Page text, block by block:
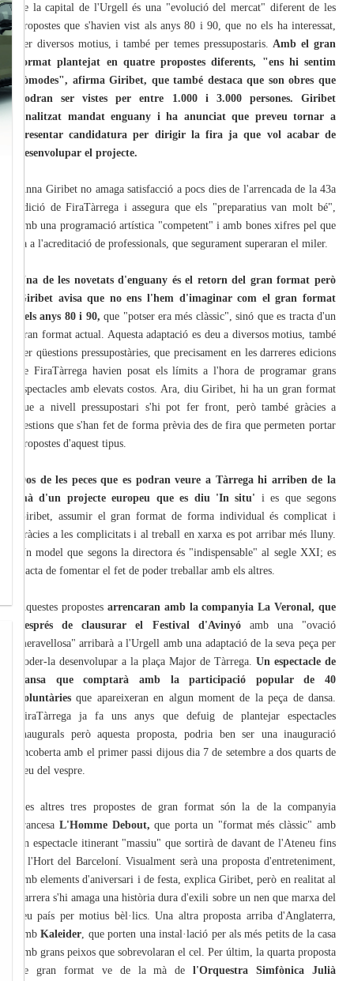
de la capital de l'Urgell és una "evolució del mercat" diferent de les
propostes que s'havien vist als anys 80 i 90, que no els ha interessat,
per diversos motius, i també per temes pressupostaris. Amb el gran
format plantejat en quatre propostes diferents, "ens hi sentim
còmodes", afirma Giribet, que també destaca que son obres que
podran ser vistes per entre 1.000 i 3.000 persones.
Giribet
finalitzat mandat enguany i ha anunciat que preveu tornar a
presentar candidatura per dirigir la fira ja que vol acabar de
desenvolupar el projecte.
Anna Giribet no amaga satisfacció a pocs dies de l'arrencada de la 43a
edició de FiraTàrrega i assegura que els "preparatius van molt bé",
amb una programació artística "competent" i amb bones xifres pel que
fa a l'acreditació de professionals, que segurament superaran el miler.
Una de les novetats d'enguany és el retorn del gran format però
Giribet avisa que no ens l'hem d'imaginar com el gran format
dels anys 80 i 90, que "potser era més clàssic", sinó que es tracta d'un
gran format actual. Aquesta adaptació es deu a diversos motius, també
per qüestions pressupostàries, que precisament en les darreres edicions
de FiraTàrrega havien posat els límits a l'hora de programar grans
espectacles amb elevats costos. Ara, diu Giribet, hi ha un gran format
que a nivell pressupostari s'hi pot fer front, però també gràcies a
gestions que s'han fet de forma prèvia des de fira que permeten portar
propostes d'aquest tipus.
Dos de les peces que es podran veure a Tàrrega hi arriben de la
mà d'un projecte europeu que es diu 'In situ' i es que segons
Giribet, assumir el gran format de forma individual és complicat i
gràcies a les complicitats i al treball en xarxa es pot arribar més lluny.
Un model que segons la directora és "indispensable" al segle XXI; es
tracta de fomentar el fet de poder treballar amb els altres.
Aquestes propostes arrencaran amb la companyia La Veronal, que
després de clausurar el Festival d'Avinyóamb una "ovació
meravellosa" arribarà a l'Urgell amb una adaptació de la seva peça per
poder-la desenvolupar a la plaça Major de Tàrrega. Un espectacle de
dansa que comptarà amb la participació popular de 40
voluntàries que apareixeran en algun moment de la peça de dansa.
FiraTàrrega ja fa uns anys que defuig de plantejar espectacles
inaugurals però aquesta proposta, podria ben ser una inauguració
encoberta amb el primer passi dijous dia 7 de setembre a dos quarts de
deu del vespre.
Les altres tres propostes de gran format són la de la companyia
francesa L'Homme Debout, que porta un "format més clàssic" amb
un espectacle itinerant "massiu" que sortirà de davant de l'Ateneu fins
a l'Hort del Barceloní. Visualment serà una proposta d'entreteniment,
amb elements d'aniversari i de festa, explica Giribet, però en realitat al
darrera s'hi amaga una història dura d'exili sobre un nen que marxa del
seu país per motius bèl·lics. Una altra proposta arriba d'Anglaterra,
ambKaleider , que porten una instal·lació per als més petits de la casa
amb grans peixos que sobrevolaran el cel. Per últim, la quarta proposta
de gran format ve de la mà del'Orquestra Simfònica Julià